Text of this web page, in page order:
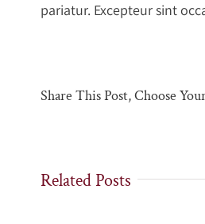
pariatur. Excepteur sint
Share This Post, Choose
Related Posts